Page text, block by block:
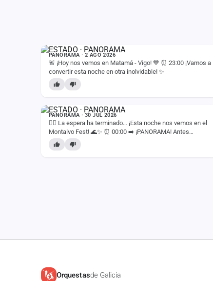
PANORAMA · 2 AGO 2026
🚨 ¡Hoy nos vemos en Matamá - Vigo! 💙 ⏰ 23:00 ¡Vamos a
convertir esta noche en otra inolvidable! ✨
PANORAMA · 30 JUL 2026
❤️‍🔥 La espera ha terminado… ¡Esta noche nos vemos en el
Montalvo Fest! 🌊✨ ⏰ 00:00 ➡️ ¡PANORAMA! Antes
disfrutaremos de Las Chicas de la Farándula y La Misión.…
Orquestasde Galicia